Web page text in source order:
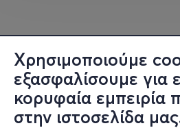
Χρησιμοποιούμε
εξασφαλίσουμε για
κορυφαία εμπειρία
στην ιστοσελίδα